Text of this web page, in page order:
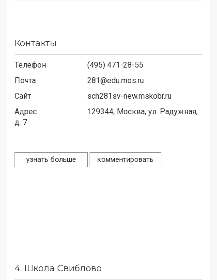
Контакты
Телефон
(495) 471-28-55
Почта
281@edu.mos.ru
Сайт
sch281sv-new.mskobr.ru
Адрес
129344, Москва, ул. Радужная,
д. 7
узнать больше комментировать
4. Школа Свиблово